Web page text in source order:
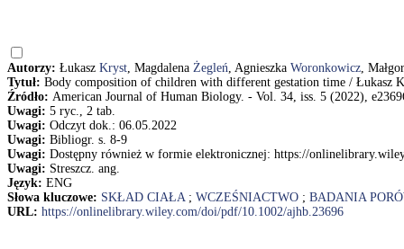
Autorzy: Łukasz Kryst, Magdalena Żegleń, Agnieszka Woronkowicz,
Tytuł: Body composition of children with different gestation time / Łukasz
Źródło: American Journal of Human Biology. - Vol. 34, iss. 5 (2022),
Uwagi: 5 ryc., 2 tab.
Uwagi: Odczyt dok.: 06.05.2022
Uwagi: Bibliogr. s. 8-9
Uwagi: Dostępny również w formie elektronicznej: https://
Uwagi: Streszcz. ang.
Język: ENG
Słowa kluczowe: SKŁAD CIAŁA; WCZEŚNIACTWO ; BADANIA
URL: https://onlinelibrary.wiley.com/doi/pdf/10.1002/ajhb.23696